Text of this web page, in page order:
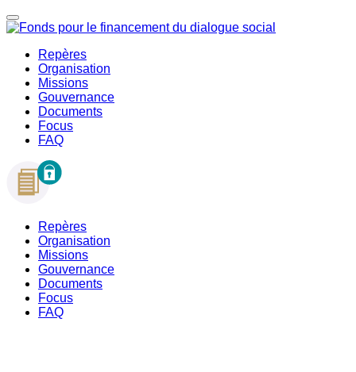
Repères
Organisation
Missions
Gouvernance
Documents
Focus
FAQ
Repères
Organisation
Missions
Gouvernance
Documents
Focus
FAQ